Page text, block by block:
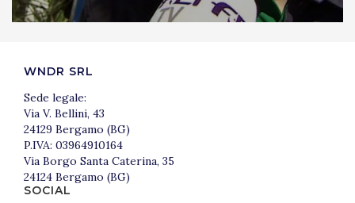
WNDR SRL
Sede legale:
Via V. Bellini, 43
24129 Bergamo (BG)
P.IVA: 03964910164
Via Borgo Santa Caterina, 35
24124 Bergamo (BG)
SOCIAL